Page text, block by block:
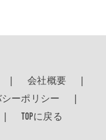
会社概要
ーポリシー
TOPに戻る